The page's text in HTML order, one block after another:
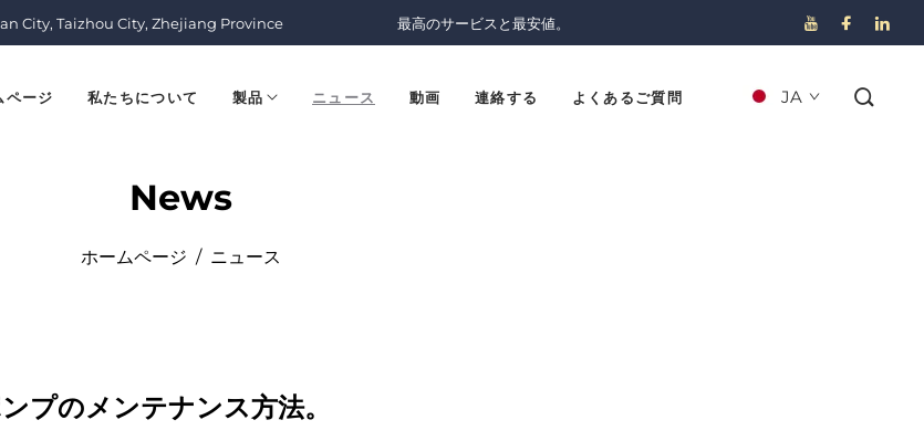
City, Taizhou City, Zhejiang Province 最高のサービスと最安値。
ページ 私たちについて 製品 ニュース 動画 連絡する よくあるご質問 JA
ホームページ / ニュース
News
プのメンテナンス方法。